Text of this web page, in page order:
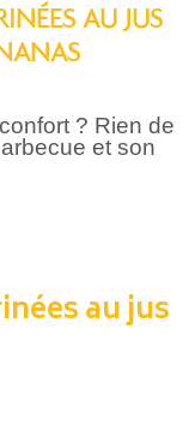
AU JUS
? Rien de
et son
au jus